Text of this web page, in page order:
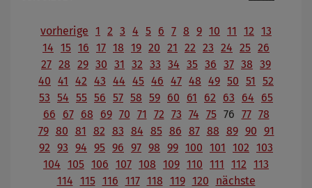
vorherige 1 2 3 4 5 6 7 8 9 10 11 12 13
14 15 16 17 18 19 20 21 22 23 24 25 26
27 28 29 30 31 32 33 34 35 36 37 38 39
40 41 42 43 44 45 46 47 48 49 50 51
52
53 54 55 56 57 58 59 60 61 62 63 64
65
66
67 68 69 70 71 72 73 74 75 76 77 78
79 80 81 82 83 84 85 86 87 88 89 90 91
92 93 94 95 96 97 98 99 100 101 102 103
104 105 106 107 108 109 110 111 112 113
114 115 116 117 118 119 120 nächste